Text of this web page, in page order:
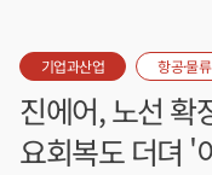
기업과산업 항공·물류
진에어, 노선 확
요회복도 더뎌 '